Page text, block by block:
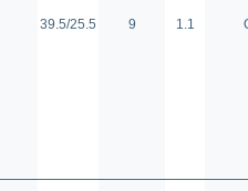
39.5/25.5 9 1.1